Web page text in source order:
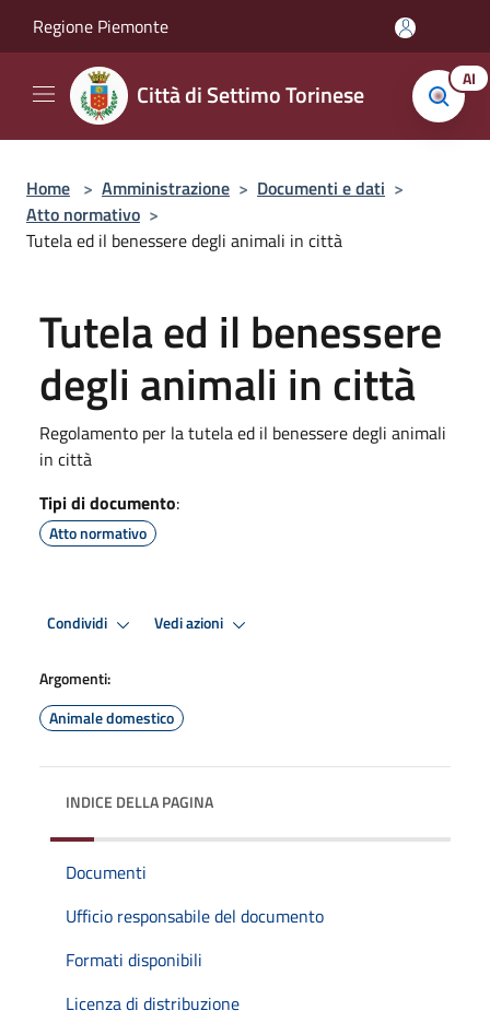
Regione Piemonte
Città di Settimo Torinese AI
Home > Amministrazione > Documenti e dati >
Atto normativo >
Tutela ed il benessere degli animali in città
Tutela ed il benessere
degli animali in città
Regolamento per la tutela ed il benessere degli animali
in città
Tipi di documento:
Atto normativo
Condividi Vedi azioni
Argomenti:
Animale domestico
INDICE DELLA PAGINA
Documenti
Ufficio responsabile del documento
Formati disponibili
Licenza di distribuzione